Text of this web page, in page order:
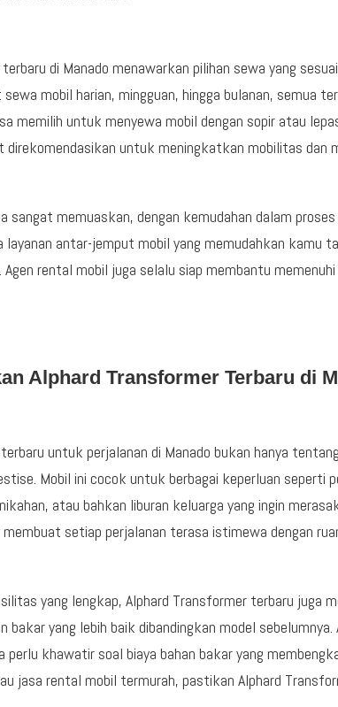
di Manado menawarkan pilihan sewa yang
mobil harian, mingguan, hingga bulanan, semua
memilih untuk menyewa mobil dengan sopir atau
direkomendasikan untuk meningkatkan mobilitas dan
sangat memuaskan, dengan kemudahan dalam
layanan antar-jemput mobil yang memudahkan kamu
rental mobil juga selalu siap membantu
Alphard Transformer Terbaru di
untuk perjalanan di Manado bukan hanya
Mobil ini cocok untuk berbagai keperluan seperti
atau bahkan liburan keluarga yang ingin
setiap perjalanan terasa istimewa dengan
yang lengkap, Alphard Transformer terbaru juga
bakar yang lebih baik dibandingkan model sebelumnya.
khawatir soal biaya bahan bakar yang
jasa rental mobil termurah, pastikan Alphard